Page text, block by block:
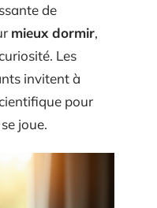
de
mieux dormir,
Les
invitent à
pour
joue.